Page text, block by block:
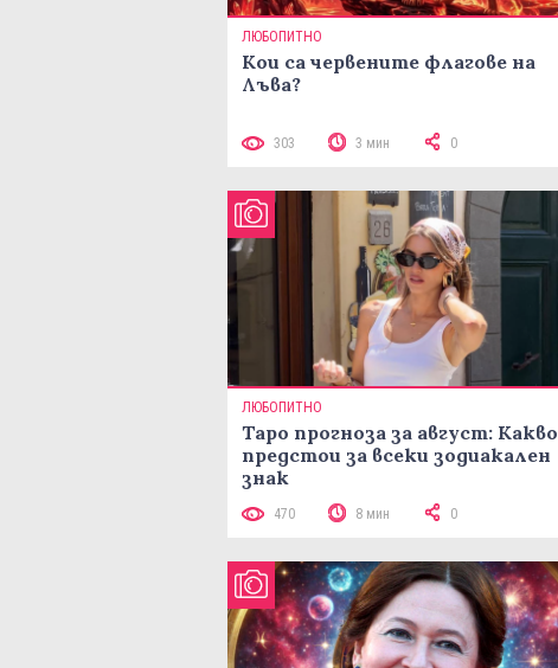
ЛЮБОПИТНО
Кои са червените флагове на
Лъва?
303 3 мин 0
ЛЮБОПИТНО
Таро прогноза за август: Какво
предстои за всеки зодиакален
знак
470 8 мин 0